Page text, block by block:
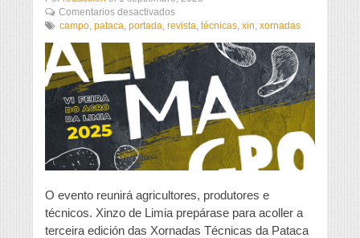
Comentarios desactivadosen
Xinzo
Limia
acolle
as
3ª
Xornadas
Técnicas
sobre
Patacas
campo, pataca, portada, revista, técnicas, xin, xornadas
O evento reunirá agricultores, produtores e
técnicos. Xinzo de Limia prepárase para acoller a
terceira edición das Xornadas Técnicas da Pataca